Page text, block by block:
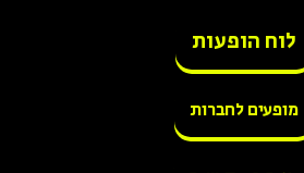
לוח הופעות
מופעים לחברות